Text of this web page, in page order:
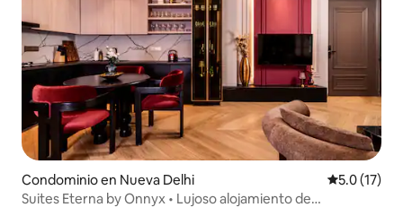
Condominio en Nueva Delhi Calificación
5.0 (17)
Suites Eterna by Onnyx • Lujoso alojamiento de